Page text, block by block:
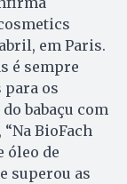
em Paris.
é sempre
para os
babaçu com
BioFach
óleo de
superou as